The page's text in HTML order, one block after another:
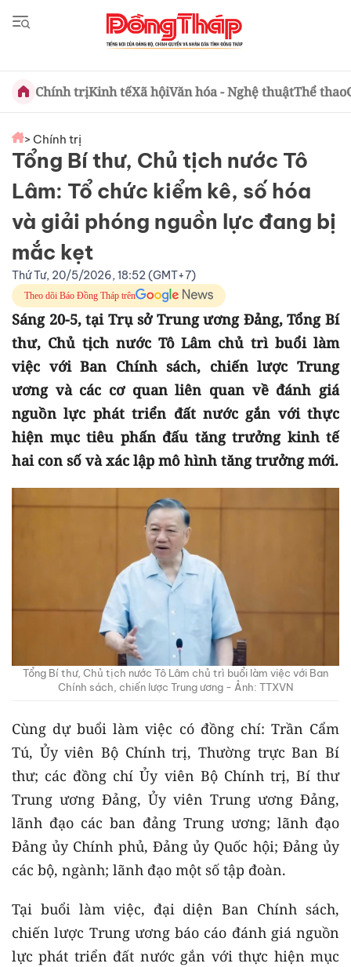
Chính trịKinh tếXã hộiVăn hóa - Nghệ thuậtThể thao
> Chính trị
Tổng Bí thư, Chủ tịch nước Tô
Lâm: Tổ chức kiểm kê, số hóa
và giải phóng nguồn lực đang bị
mắc kẹt
Thứ Tư, 20/5/2026, 18:52 (GMT+7)
Theo dõi Báo Đồng Tháp trên
Sáng 20-5, tại Trụ sở Trung ương Đảng, Tổng Bí
thư, Chủ tịch nước Tô Lâm chủ trì buổi làm
việc với Ban Chính sách, chiến lược Trung
ương và các cơ quan liên quan về đánh giá
nguồn lực phát triển đất nước gắn với thực
hiện mục tiêu phấn đấu tăng trưởng kinh tế
hai con số và xác lập mô hình tăng trưởng mới.
Tổng Bí thư, Chủ tịch nước Tô Lâm chủ trì buổi làm việc với Ban
Chính sách, chiến lược Trung ương - Ảnh: TTXVN
Cùng dự buổi làm việc có đồng chí: Trần Cẩm
Tú, Ủy viên Bộ Chính trị, Thường trực Ban Bí
thư; các đồng chí Ủy viên Bộ Chính trị, Bí thư
Trung ương Đảng, Ủy viên Trung ương Đảng,
lãnh đạo các ban đảng Trung ương; lãnh đạo
Đảng ủy Chính phủ, Đảng ủy Quốc hội; Đảng ủy
các bộ, ngành; lãnh đạo một số tập đoàn.
Tại buổi làm việc, đại diện Ban Chính sách,
chiến lược Trung ương báo cáo đánh giá nguồn
lực phát triển đất nước gắn với thực hiện mục